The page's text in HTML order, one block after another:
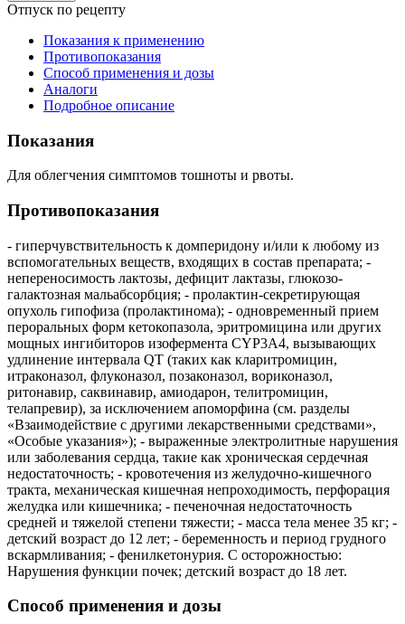
Отпуск по рецепту
Показания к применению
Противопоказания
Способ применения и дозы
Аналоги
Подробное описание
Показания
Для облегчения симптомов тошноты и рвоты.
Противопоказания
- гиперчувствительность к домперидону и/или к любому из
вспомогательных веществ, входящих в состав препарата; -
непереносимость лактозы, дефицит лактазы, глюкозо-
галактозная мальабсорбция; - пролактин-секретирующая
опухоль гипофиза (пролактинома); - одновременный прием
пероральных форм кетокопазола, эритромицина или других
мощных ингибиторов изофермента CYP3А4, вызывающих
удлинение интервала QT (таких как кларитромицин,
итраконазол, флуконазол, позаконазол, вориконазол,
ритонавир, саквинавир, амиодарон, телитромицин,
телапревир), за исключением апоморфина (см. разделы
«Взаимодействие с другими лекарственными средствами»,
«Особые указания»); - выраженные электролитные нарушения
или заболевания сердца, такие как хроническая сердечная
недостаточность; - кровотечения из желудочно-кишечного
тракта, механическая кишечная непроходимость, перфорация
желудка или кишечника; - печеночная недостаточность
средней и тяжелой степени тяжести; - масса тела менее 35 кг; -
детский возраст до 12 лет; - беременность и период грудного
вскармливания; - фенилкетонурия. С осторожностью:
Нарушения функции почек; детский возраст до 18 лет.
Способ применения и дозы